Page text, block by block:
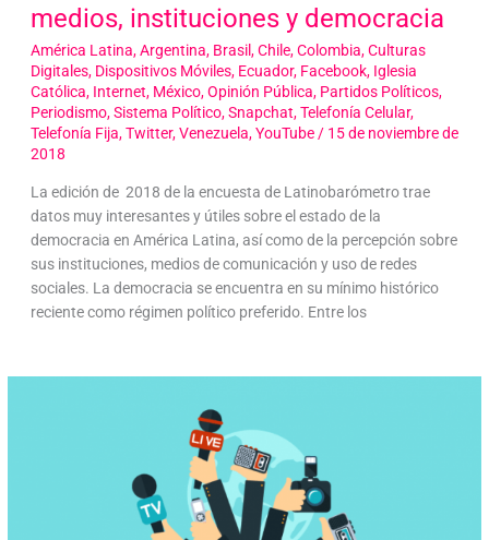
medios, instituciones y democracia
América Latina,Argentina, Brasil,Chile,Colombia,Culturas
Digitales, Dispositivos Móviles, Ecuador, Facebook, Iglesia
Católica, Internet, México,Opinión Pública, Partidos Políticos,
Periodismo,Sistema Político,Snapchat,Telefonía Celular,
Telefonía Fija,Twitter,Venezuela,YouTube/ 15 de noviembre de
2018
La edición de 2018 de la encuesta de Latinobarómetro trae
datos muy interesantes y útiles sobre el estado de la
democracia en América Latina, así como de la percepción sobre
sus instituciones, medios de comunicación y uso de redes
sociales. La democracia se encuentra en su mínimo histórico
reciente como régimen político preferido. Entre los